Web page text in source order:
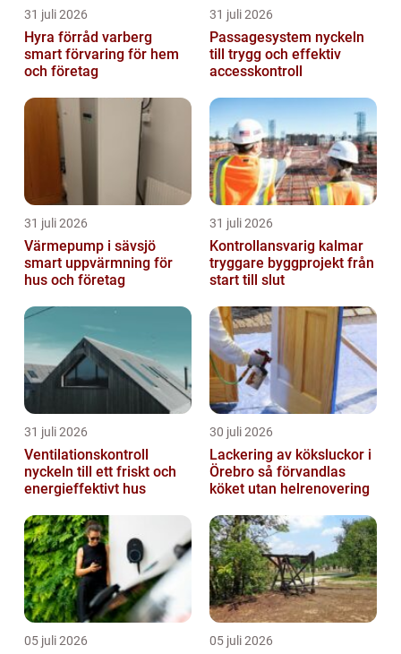
31 juli 2026
Hyra förråd varberg
smart förvaring för hem
och företag
31 juli 2026
Passagesystem nyckeln
till trygg och effektiv
accesskontroll
31 juli 2026
Värmepump i sävsjö
smart uppvärmning för
hus och företag
31 juli 2026
Kontrollansvarig kalmar
tryggare byggprojekt från
start till slut
31 juli 2026
Ventilationskontroll
nyckeln till ett friskt och
energieffektivt hus
30 juli 2026
Lackering av köksluckor i
Örebro så förvandlas
köket utan helrenovering
05 juli 2026 05 juli 2026